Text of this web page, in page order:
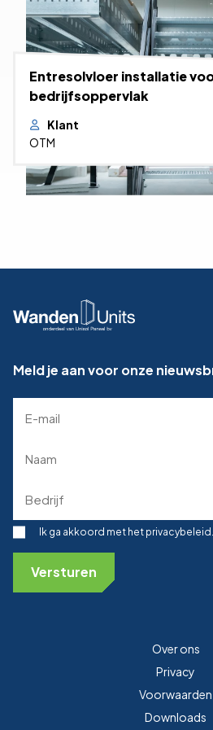
Entresolvloer installatie
bedrijfsoppervlak
Klant
OTM
Meld je aan voor onze
mailadres
(Required)
(Required)
Toestemming
Ik ga akkoord met het privacybeleid.
Over ons
Privacy
Voorwaarden
Downloads